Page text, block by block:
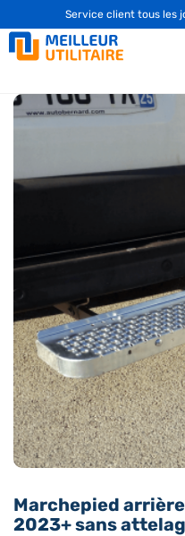
Marchepied
2023+ sans
Service client tous les
☎️04